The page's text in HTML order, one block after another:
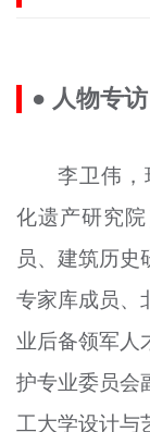
榜样人物
身边好人
文明评论
北京宣传文化
宣传思想文化
● 人物专访
李卫伟
化遗产研究
员、建筑历史
专家库成员、
业后备领军人
护专业委员会
工大学设计与